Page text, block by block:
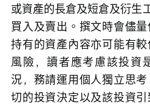
或資產的長倉及短倉及衍生
買入及賣出。撰文時會儘
持有的資產內容亦可能有
風險，讀者應考慮該投資
況，務請運用個人獨立思
切的投資決定以及該投資